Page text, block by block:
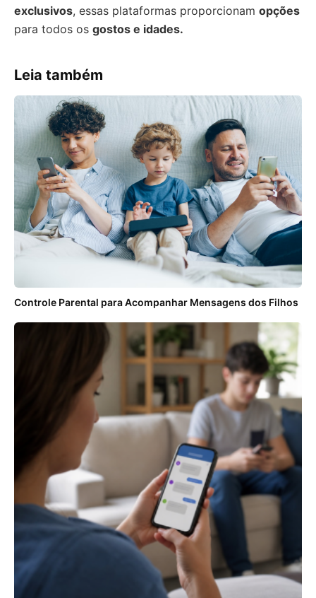
exclusivos, essas plataformas proporcionam opções
para todos os gostos e idades.
Leia também
Controle Parental para Acompanhar Mensagens dos Filhos